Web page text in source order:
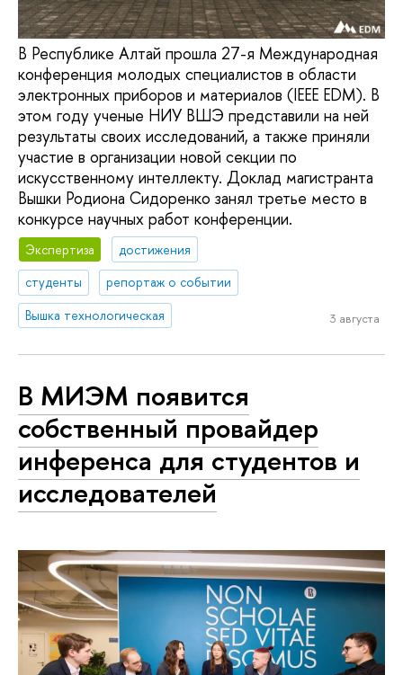
В Республике Алтай прошла 27-я Международная
конференция молодых специалистов в области
электронных приборов и материалов (IEEE EDM). В
этом году ученые НИУ ВШЭ представили на ней
результаты своих исследований, а также приняли
участие в организации новой секции по
искусственному интеллекту. Доклад магистранта
Вышки Родиона Сидоренко занял третье место в
конкурсе научных работ конференции.
Экспертиза
достижения
студенты
репортаж о событии
Вышка технологическая
3 августа
В МИЭМ появится
собственный провайдер
инференса для студентов и
исследователей